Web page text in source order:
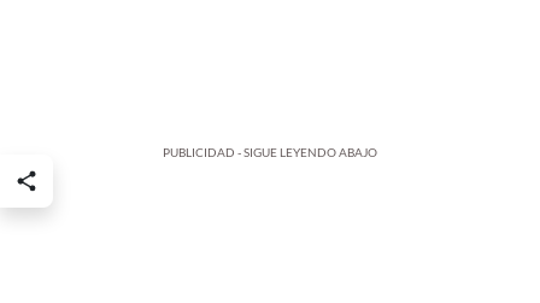
PUBLICIDAD - SIGUE LEYENDO ABAJO